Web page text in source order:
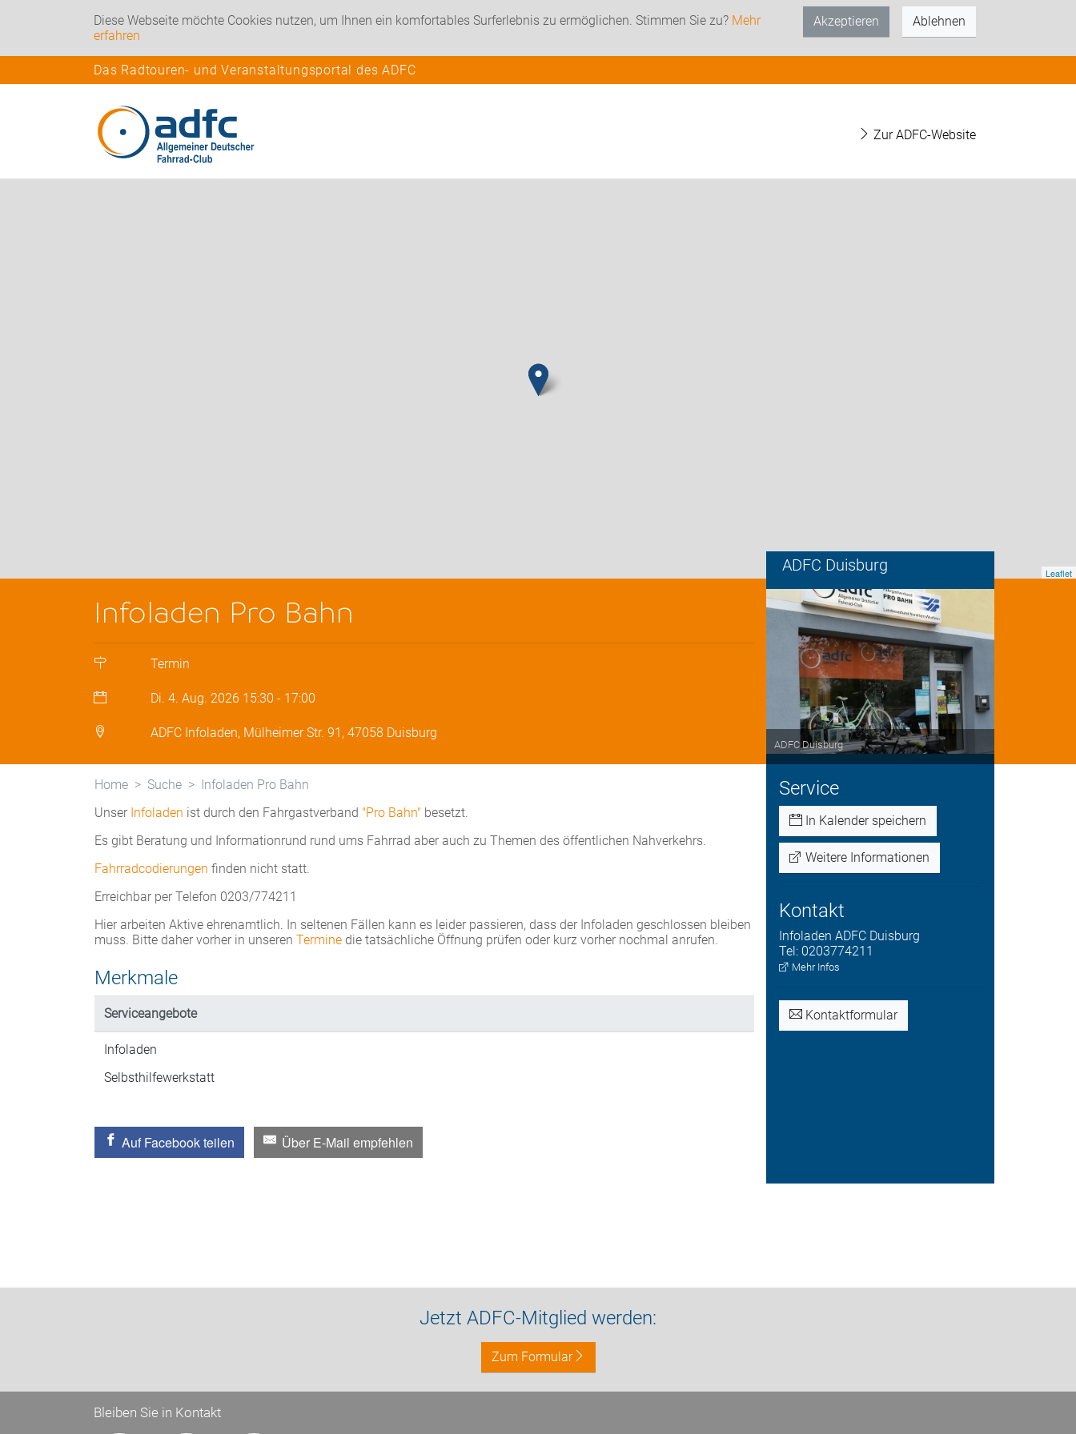
Diese Webseite möchte Cookies nutzen, um Ihnen ein komfortables Surferlebnis zu ermöglichen. Stimmen Sie zu? Mehr
erfahren
Akzeptieren Ablehnen
Das Radtouren- und Veranstaltungsportal des ADFC
Zur ADFC-Website
Leaflet
ADFC Duisburg
Infoladen Pro Bahn
Termin
Di. 4. Aug. 2026 15:30 - 17:00
ADFC Infoladen, Mülheimer Str. 91, 47058 Duisburg
ADFC Duisburg
Service
In Kalender speichern
Weitere Informationen
Kontakt
Infoladen ADFC Duisburg
Tel: 0203774211
Mehr Infos
Kontaktformular
Home Suche
Infoladen Pro Bahn
Unser Infoladen ist durch den Fahrgastverband "Pro Bahn" besetzt.
Es gibt Beratung und Informationrund rund ums Fahrrad aber auch zu Themen des öffentlichen Nahverkehrs.
Fahrradcodierungen finden nicht statt.
Erreichbar per Telefon 0203/774211
Hier arbeiten Aktive ehrenamtlich. In seltenen Fällen kann es leider passieren, dass der Infoladen geschlossen bleiben
muss. Bitte daher vorher in unseren Termine die tatsächliche Öffnung prüfen oder kurz vorher nochmal anrufen.
Merkmale
Serviceangebote
Infoladen
Selbsthilfewerkstatt
Auf Facebook teilen Über E-Mail empfehlen
Jetzt ADFC-Mitglied werden:
Zum Formular
Bleiben Sie in Kontakt